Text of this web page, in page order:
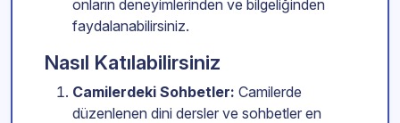
onların deneyimlerinden ve bilgeliğinden
faydalanabilirsiniz.
Nasıl Katılabilirsiniz
Camilerdeki Sohbetler: Camilerde
düzenlenen dini dersler ve sohbetler en